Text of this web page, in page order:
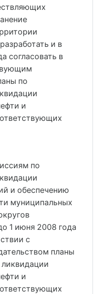
и в
согласовать в
по
и
по
и обеспечению
муниципальных
1 июня 2008 года
с
планы
и